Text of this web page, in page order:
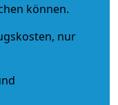
können.
nur